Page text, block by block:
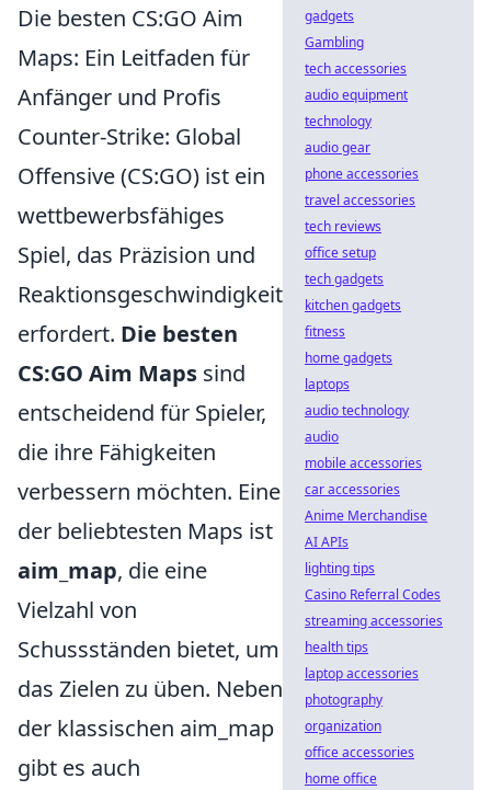
Die besten CS:GO Aim
Maps: Ein Leitfaden für
Anfänger und Profis
Counter-Strike: Global
Offensive (CS:GO) ist ein
wettbewerbsfähiges
Spiel, das Präzision und
Reaktionsgeschwindigkeit
erfordert. Die besten
CS:GO Aim Maps sind
entscheidend für Spieler,
die ihre Fähigkeiten
verbessern möchten. Eine
der beliebtesten Maps ist
aim_map, die eine
Vielzahl von
Schussständen bietet, um
das Zielen zu üben. Neben
der klassischen aim_map
gibt es auch
gadgets
Gambling
tech accessories
audio equipment
technology
audio gear
phone accessories
travel accessories
tech reviews
office setup
tech gadgets
kitchen gadgets
fitness
home gadgets
laptops
audio technology
audio
mobile accessories
car accessories
Anime Merchandise
AI APIs
lighting tips
Casino Referral Codes
streaming accessories
health tips
laptop accessories
photography
organization
office accessories
home office